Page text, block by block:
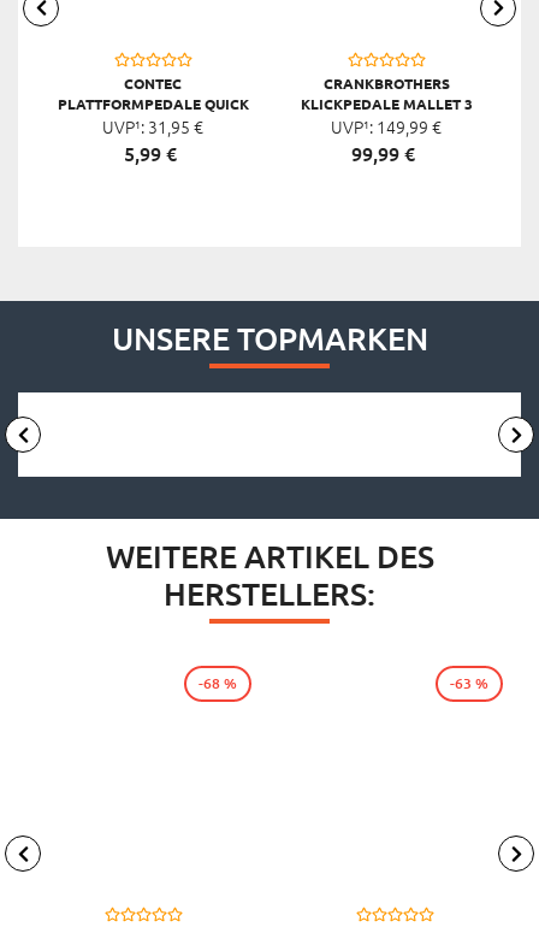
CONTEC
PLATTFORMPEDALE QUICK
NEO DELUXE
UVP¹: 31,95 €
5,99 €
CRANKBROTHERS
KLICKPEDALE MALLET 3
UVP¹: 149,99 €
99,99€
UNSERE TOPMARKEN
WEITERE ARTIKEL DES
HERSTELLERS:
-68 % -63 %